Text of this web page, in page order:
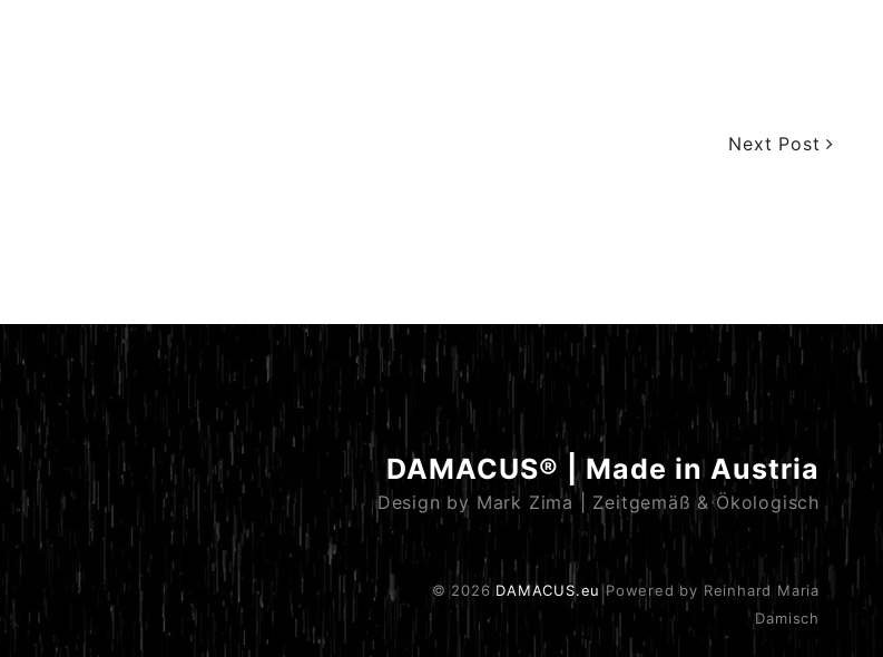
Next Post
DAMACUS® | Made in Austria
Design by Mark Zima | Zeitgemäß & Ökologisch
© 2026 DAMACUS.eu Powered by Reinhard Maria
Damisch